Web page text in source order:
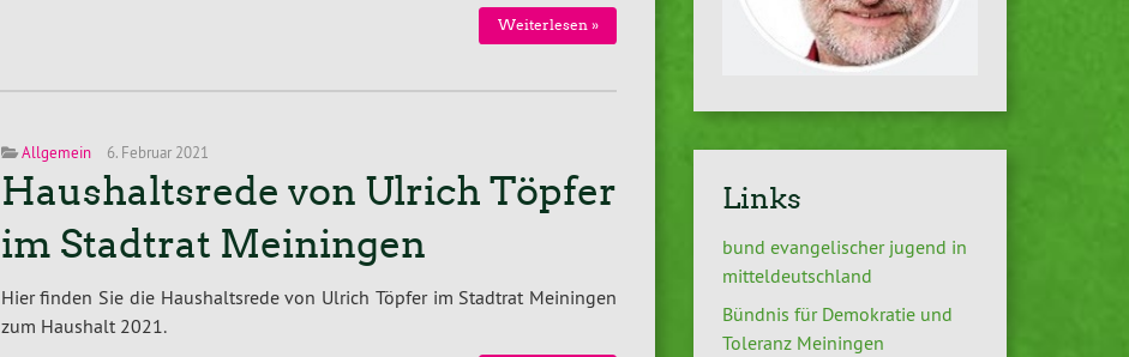
Weiterlesen »
Allgemein 6. Februar 2021
Haushaltsrede von Ulrich Töpfer
im Stadtrat Meiningen
Hier finden Sie die Haushaltsrede von Ulrich Töpfer im Stadtrat Meiningen
zum Haushalt 2021.
Links
bund evangelischer jugend in
mitteldeutschland
Bündnis für Demokratie und
Toleranz Meiningen